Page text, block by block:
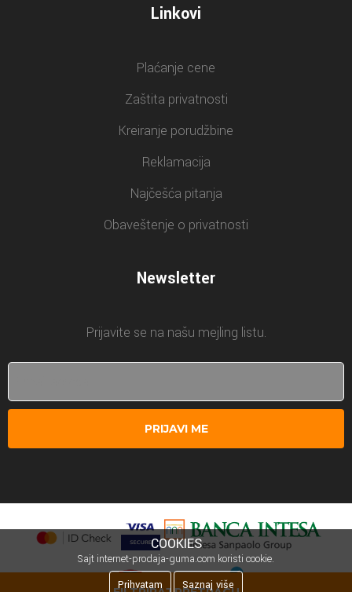
Linkovi
Plaćanje cene
Zaštita privatnosti
Kreiranje porudžbine
Reklamacija
Najčešća pitanja
Obaveštenje o privatnosti
Newsletter
Prijavite se na našu mejling listu.
PRIJAVI ME
COOKIES
Sajt internet-prodaja-guma.com koristi cookie.
Prihvatam
Saznaj više